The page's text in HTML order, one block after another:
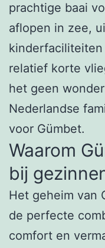
prachtige baai
aflopen in zee,
relatief korte
het geen
Nederlandse
voor Gümbet.
Waarom
bij
Het geheim van
de perfecte
comfort en